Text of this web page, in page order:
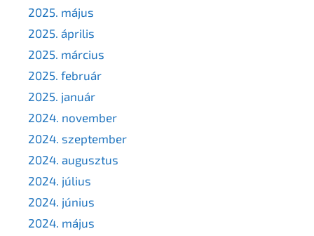
2025. május
2025. április
2025. március
2025. február
2025. január
2024. november
2024. szeptember
2024. augusztus
2024. július
2024. június
2024. május